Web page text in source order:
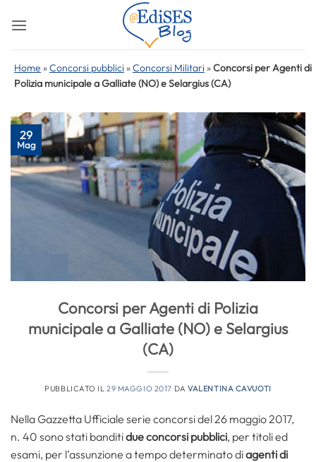
Home »Concorsi pubblici »Concorsi Militari »Concorsi per Agenti di
Polizia municipale a Galliate (NO) e Selargius (CA)
29
Mag
Concorsi per Agenti di Polizia
municipale a Galliate (NO) e Selargius
(CA)
PUBBLICATO IL29 MAGGIO 2017 DAVALENTINA CAVUOTI
Nella Gazzetta Ufficiale serie concorsi del 26 maggio 2017,
n. 40 sono stati banditidue concorsi pubblici, per titoli ed
esami, per l’assunzione a tempo determinato diagenti di